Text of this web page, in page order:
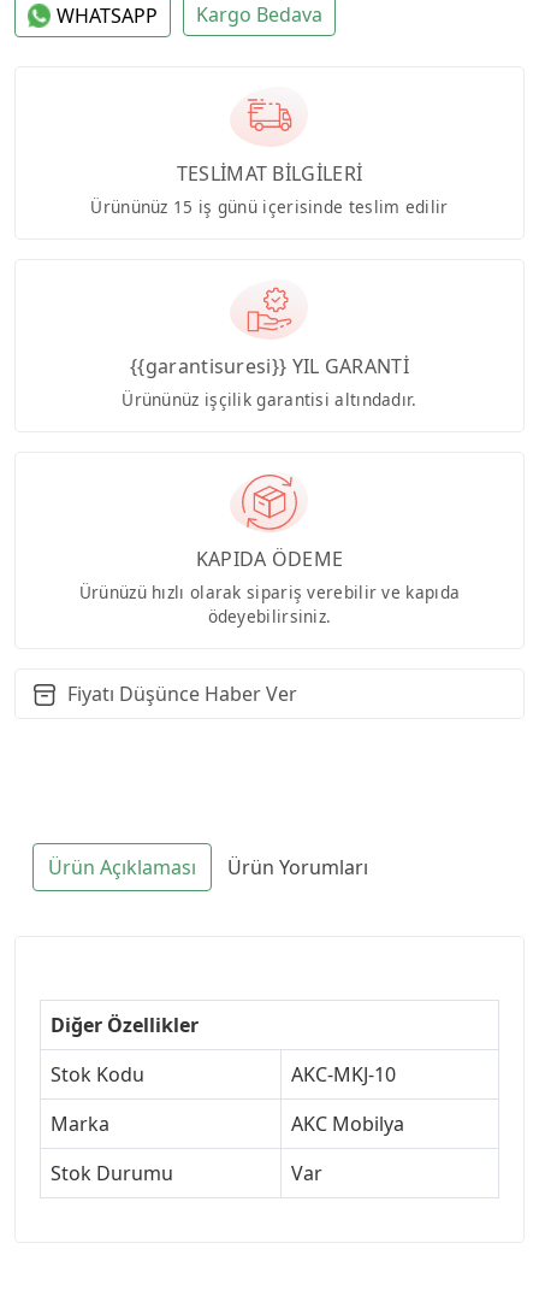
WHATSAPP Kargo Bedava
TESLİMAT BİLGİLERİ
Ürününüz 15 iş günü içerisinde teslim edilir
{{garantisuresi}} YIL GARANTİ
Ürününüz işçilik garantisi altındadır.
KAPIDA ÖDEME
Ürünüzü hızlı olarak sipariş verebilir ve kapıda
ödeyebilirsiniz.
Fiyatı Düşünce Haber Ver
Ürün Açıklaması Ürün Yorumları
Diğer Özellikler
Stok Kodu
AKC-MKJ-10
Marka
AKC Mobilya
Stok Durumu
Var